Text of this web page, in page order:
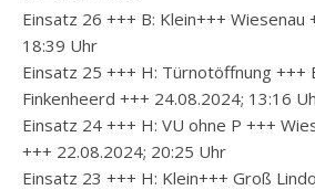
Einsatz 26 +++ B: Klein+++ Wiesenau
18:39 Uhr
Einsatz 25 +++ H: Türnotöffnung +++
Finkenheerd +++ 24.08.2024; 13:16
Einsatz 24 +++ H: VU ohne P +++
+++ 22.08.2024; 20:25 Uhr
Einsatz 23 +++ H: Klein+++ Groß